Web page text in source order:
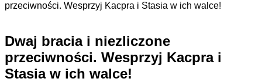
przeciwności. Wesprzyj Kacpra i Stasia w ich walce!
Dwaj bracia i niezliczone
przeciwności. Wesprzyj Kacpra i
Stasia w ich walce!